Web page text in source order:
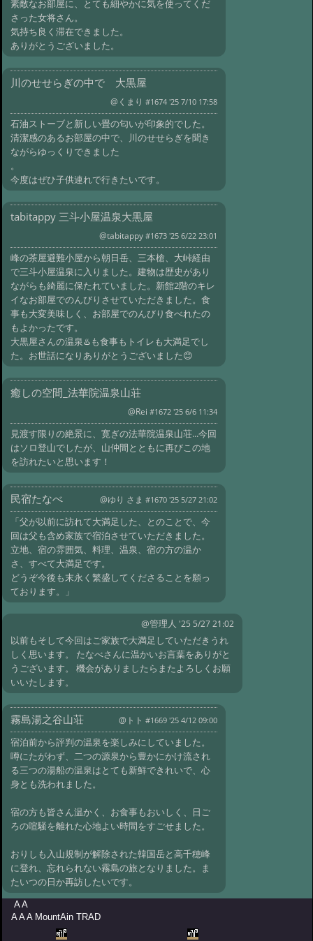
素敵なお部屋に、とても細やかに気を使ってくだ
さった女将さん。
気持ち良く滞在できました。
ありがとうございました。
川のせせらぎの中で 大黒屋
@くまり #1674 '25 7/10 17:58
石油ストーブと新しい畳の匂いが印象的でした。
清潔感のあるお部屋の中で、川のせせらぎを聞き
ながらゆっくりできました
。
今度はぜひ子供連れで行きたいです。
tabitappy 三斗小屋温泉大黒屋
@tabitappy #1673 '25 6/22 23:01
峰の茶屋避難小屋から朝日岳、三本槍、大峠経由
で三斗小屋温泉に入りました。建物は歴史があり
ながらも綺麗に保たれていました。新館2階のキレ
イなお部屋でのんびりさせていただきました。食
事も大変美味しく、お部屋でのんびり食べれたの
もよかったです。
大黒屋さんの温泉♨️も食事もトイレも大満足でし
た。お世話になりありがとうございました😊
癒しの空間_法華院温泉山荘
@Rei #1672 '25 6/6 11:34
見渡す限りの絶景に、寛ぎの法華院温泉山荘...今回
はソロ登山でしたが、山仲間とともに再びこの地
を訪れたいと思います！
民宿たなべ @ゆり さま #1670 '25 5/27 21:02
「父が以前に訪れて大満足した、とのことで、今
回は父も含め家族で宿泊させていただきました。
立地、宿の雰囲気、料理、温泉、宿の方の温か
さ、すべて大満足です。
どうぞ今後も末永く繁盛してくださることを願っ
ております。」
@管理人 '25 5/27 21:02
以前もそして今回はご家族で大満足していただきうれ
しく思います。 たなべさんに温かいお言葉をありがと
うございます。 機会がありましたらまたよろしくお願
いいたします。
霧島湯之谷山荘 @トト #1669 '25 4/12 09:00
宿泊前から評判の温泉を楽しみにしていました。
噂にたがわず、二つの源泉から豊かにかけ流され
る三つの湯船の温泉はとても新鮮できれいで、心
身とも洗われました。
宿の方も皆さん温かく、お食事もおいしく、日ご
ろの喧騒を離れた心地よい時間をすごせました。
おりしも入山規制が解除された韓国岳と高千穂峰
に登れ、忘れられない霧島の旅となりました。ま
たいつの日か再訪したいです。
#1513:トンネル抜けたら天国
#1511:
#1508:評判通りのよい温泉でした。
#1507:最高でした！
@ヤス '18 11/1 04:30
#1505:雨飾山荘
昔々の温泉旅館という風情
@キンカメ さま '18 10/30 12:07
#1499:
#1498:雨飾山
#1495:民宿たなべさん 旅の思い出
@のあのあ さま '18 8/27 04:02
#1493:雨飾
山荘
@てぃーの さま '18 8/26 13:06
#1492: 雨飾山荘 @yfujita '18 8/13 14:42
#1490: 民宿たなべ良かったです
@muran86 さま '18 5/21 10:40
#1488:濁河
@akirako さま '18 5/13 11:30
#1486:東和
楼 レビュー 過去最高の宿
#1484:民
宿たなべさん
#1482:鐘釣温泉旅館さん
@ＣＨＵＮ Ｈ．Ｓ．さま '17 10/10 09:42
#1480:雨飾山荘さん
#1478:
#1476:planet さま @ '17 9/7 00:55
#1474:東和楼さん @ '17 8/12 11:17
#1472: 雨飾山荘さん
@rikukou5 さま '17 8/11 07:30
山荘の宿泊の感想
チビ さま @管理人 '17 7/23 10:25
#1464:民宿たなべさん
@勉じじ さま '17 5/20 04:58
#1462: 渓泉荘
#1460:北温泉さん
@わた さま '17 5/10 13:33
#1457:法華院
温泉 5/1
@kumama さま '17 5/8 03:18
#1456:松代藩の御用達 つばたや旅館
@上州の狼 さま '17 5/8 00:00
#1454:民宿
#1452:渓泉荘さん
@mat さま '17 3/27 01:14
#1450:民宿た
なべ さん
#1448:地獄谷温泉 後楽館さん
A A
A A A MountAin TRAD